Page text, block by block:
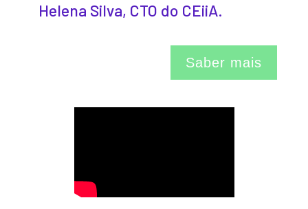
Helena Silva, CTO do CEiiA.
Saber mais